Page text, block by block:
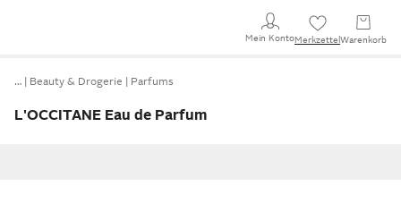
Mein KontoMerkzettel Warenkorb
… Beauty & Drogerie Parfums
L'OCCITANE Eau de Parfum